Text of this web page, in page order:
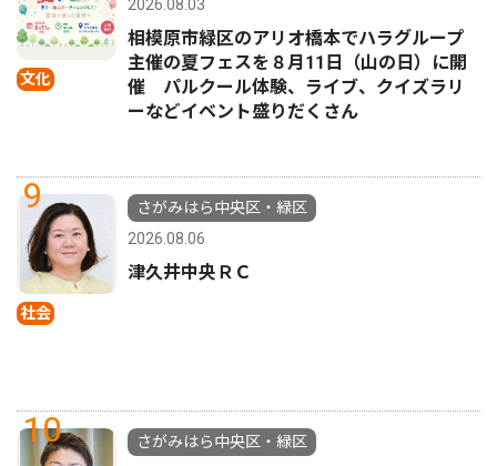
文化
2026.08.03
相模原市緑区のアリオ橋本でハラグループ
主催の夏フェスを８月11日（山の日）に開
催 パルクール体験、ライブ、クイズラリ
ーなどイベント盛りだくさん
9
社会
さがみはら中央区・緑区
2026.08.06
津久井中央ＲＣ
10
さがみはら中央区・緑区